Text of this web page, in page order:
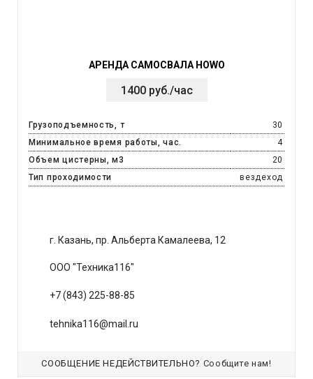
АРЕНДА САМОСВАЛА HOWO
1400 руб./час
Грузоподъемность, т
30
Минимальное время работы, час.
4
Объем цистерны, м3
20
Тип проходимости
вездеход
г. Казань, пр. Альберта Камалеева, 12
ООО "Техника116"
+7 (843) 225-88-85
tehnika116@mail.ru
СООБЩЕНИЕ НЕДЕЙСТВИТЕЛЬНО? Сообщите нам!